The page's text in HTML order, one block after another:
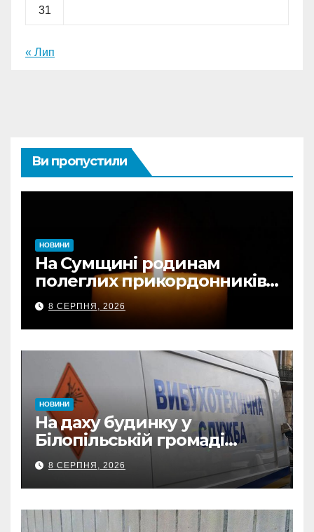
31
« Лип
Ви пропустили
НОВИНИ
На Сумщині родинам
полеглих прикордонників
передали державні
нагороди та відомчі
відзнаки
8 СЕРПНЯ, 2026
НОВИНИ
На даху будинку у
Білопільській громаді
знайшли 120-мм міну
8 СЕРПНЯ, 2026